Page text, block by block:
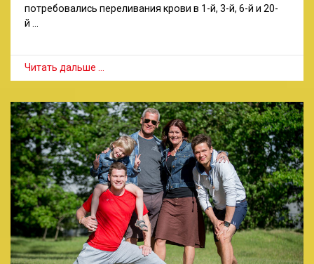
потребовались переливания крови в 1-й, 3-й, 6-й и 20-
й …
Читать дальше …